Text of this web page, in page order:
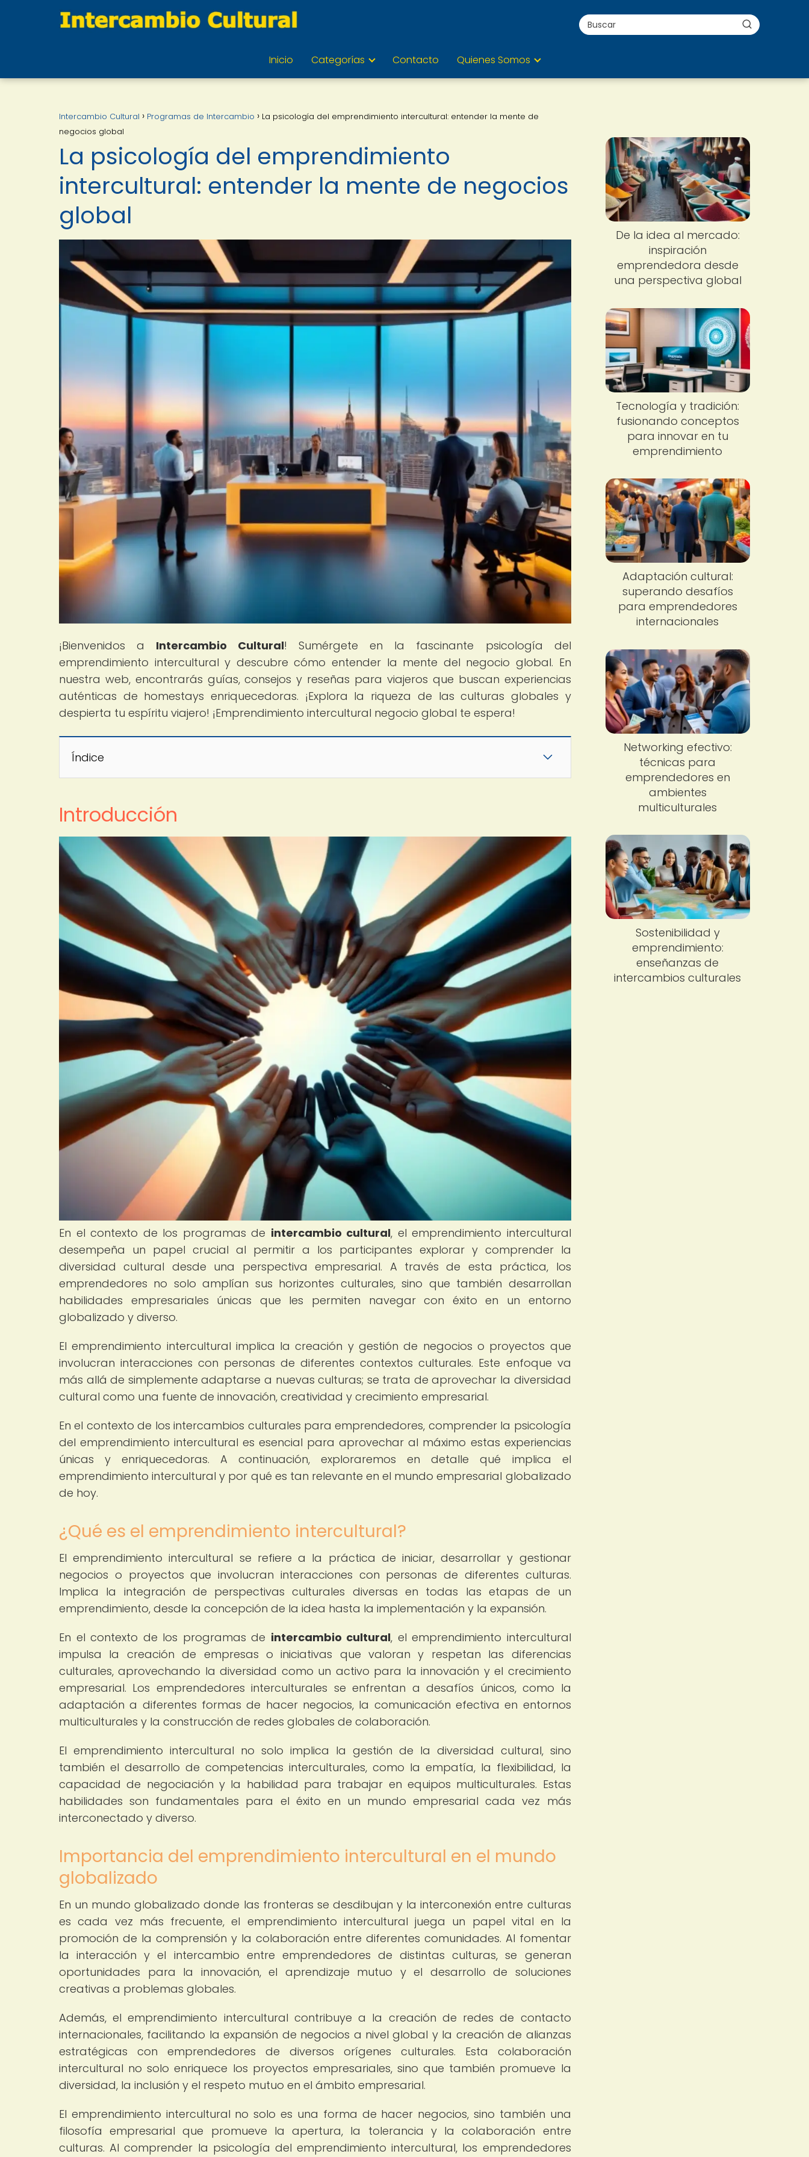
Inicio Categorías Contacto Quienes Somos
Intercambio Cultural Programas de Intercambio
La psicología del emprendimiento intercultural: entender la mente de
negocios global
La psicología del emprendimiento
intercultural: entender la mente de negocios
global
¡Bienvenidos a Intercambio Cultural! Sumérgete en la fascinante psicología del
emprendimiento intercultural y descubre cómo entender la mente del negocio global. En
nuestra web, encontrarás guías, consejos y reseñas para viajeros que buscan experiencias
auténticas de homestays enriquecedoras. ¡Explora la riqueza de las culturas globales y
despierta tu espíritu viajero! ¡Emprendimiento intercultural negocio global te espera!
Índice
Introducción
En el contexto de los programas de intercambio cultural, el emprendimiento intercultural
desempeña un papel crucial al permitir a los participantes explorar y comprender la
diversidad cultural desde una perspectiva empresarial. A través de esta práctica, los
emprendedores no solo amplían sus horizontes culturales, sino que también desarrollan
habilidades empresariales únicas que les permiten navegar con éxito en un entorno
globalizado y diverso.
El emprendimiento intercultural implica la creación y gestión de negocios o proyectos que
involucran interacciones con personas de diferentes contextos culturales. Este enfoque va
más allá de simplemente adaptarse a nuevas culturas; se trata de aprovechar la diversidad
cultural como una fuente de innovación, creatividad y crecimiento empresarial.
En el contexto de los intercambios culturales para emprendedores, comprender la psicología
del emprendimiento intercultural es esencial para aprovechar al máximo estas experiencias
únicas y enriquecedoras. A continuación, exploraremos en detalle qué implica el
emprendimiento intercultural y por qué es tan relevante en el mundo empresarial globalizado
de hoy.
¿Qué es el emprendimiento intercultural?
El emprendimiento intercultural se refiere a la práctica de iniciar, desarrollar y gestionar
negocios o proyectos que involucran interacciones con personas de diferentes culturas.
Implica la integración de perspectivas culturales diversas en todas las etapas de un
emprendimiento, desde la concepción de la idea hasta la implementación y la expansión.
En el contexto de los programas de intercambio cultural, el emprendimiento intercultural
impulsa la creación de empresas o iniciativas que valoran y respetan las diferencias
culturales, aprovechando la diversidad como un activo para la innovación y el crecimiento
empresarial. Los emprendedores interculturales se enfrentan a desafíos únicos, como la
adaptación a diferentes formas de hacer negocios, la comunicación efectiva en entornos
multiculturales y la construcción de redes globales de colaboración.
El emprendimiento intercultural no solo implica la gestión de la diversidad cultural, sino
también el desarrollo de competencias interculturales, como la empatía, la flexibilidad, la
capacidad de negociación y la habilidad para trabajar en equipos multiculturales. Estas
habilidades son fundamentales para el éxito en un mundo empresarial cada vez más
interconectado y diverso.
Importancia del emprendimiento intercultural en el mundo
globalizado
En un mundo globalizado donde las fronteras se desdibujan y la interconexión entre culturas
es cada vez más frecuente, el emprendimiento intercultural juega un papel vital en la
promoción de la comprensión y la colaboración entre diferentes comunidades. Al fomentar
la interacción y el intercambio entre emprendedores de distintas culturas, se generan
oportunidades para la innovación, el aprendizaje mutuo y el desarrollo de soluciones
creativas a problemas globales.
Además, el emprendimiento intercultural contribuye a la creación de redes de contacto
internacionales, facilitando la expansión de negocios a nivel global y la creación de alianzas
estratégicas con emprendedores de diversos orígenes culturales. Esta colaboración
intercultural no solo enriquece los proyectos empresariales, sino que también promueve la
diversidad, la inclusión y el respeto mutuo en el ámbito empresarial.
El emprendimiento intercultural no solo es una forma de hacer negocios, sino también una
filosofía empresarial que promueve la apertura, la tolerancia y la colaboración entre
culturas. Al comprender la psicología del emprendimiento intercultural, los emprendedores
De la idea al mercado:
inspiración
emprendedora desde
una perspectiva global
Tecnología y tradición:
fusionando conceptos
para innovar en tu
emprendimiento
Adaptación cultural:
superando desafíos
para emprendedores
internacionales
Networking efectivo:
técnicas para
emprendedores en
ambientes
multiculturales
Sostenibilidad y
emprendimiento:
enseñanzas de
intercambios culturales